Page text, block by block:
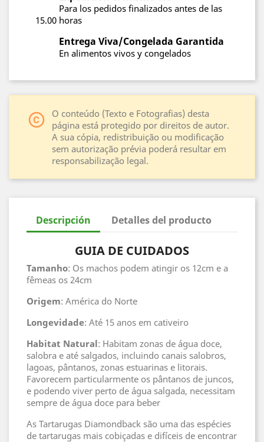
Para los pedidos finalizados antes de las
15.00 horas
Entrega Viva/Congelada Garantida
En alimentos vivos y congelados
copyright
O conteúdo (Texto e Fotografias) desta
página está protegido por direitos de autor.
A sua cópia, redistribuição ou modificação
sem autorização prévia poderá resultar em
responsabilização legal.
Descripción Detalles del producto
GUIA DE CUIDADOS
Tamanho: Os machos podem atingir os 12cm e a
fêmeas os 24cm
Origem: América do Norte
Longevidade: Até 15 anos em cativeiro
Habitat Natural: Habitam zonas de água doce,
salobra e até salgados, incluindo canais salobros,
lagoas, pântanos, zonas estuarinas e litorais.
Favorecem particularmente os pântanos de juncos,
e podendo viver perto de água salgada, necessitam
sempre de água doce para beber
As Tartarugas Diamondback são uma das espécies
de tartarugas mais cobiçadas e difíceis de encontrar